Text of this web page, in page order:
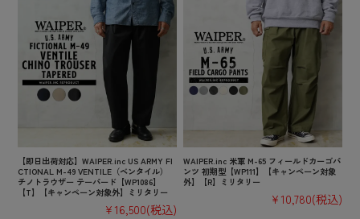
【即日出荷対応】WAIPER.inc US ARMY FI
CTIONAL M-49 VENTILE（ベンタイル）
チノトラウザー テーパード【WP1086】
【T】【キャンペーン対象外】ミリタリー
¥16,500(税込)
WAIPER.inc 米軍 M-65 フィールドカーゴパ
ンツ 初期型【WP111】【キャンペーン対象
外】【R】ミリタリー
¥10,780(税込)